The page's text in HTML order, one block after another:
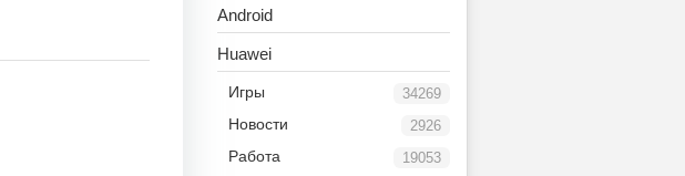
Android
Huawei
34269
Игры
2926
Новости
19053
Работа